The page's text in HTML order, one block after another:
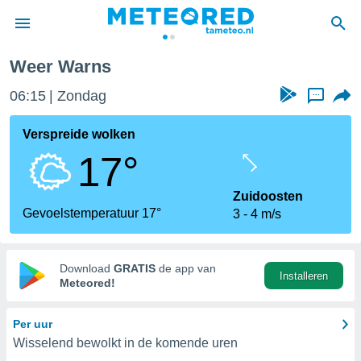
door
verstrekte
hoge
hebt de
voor
op basis
Weer Warns
06:15 Zondag ...
Verspreide wolken
17°
Gevoelstemperatuur 17°
Zuidoosten
3
4 m/s
Download GRATIS de app van
Meteored!
Installeren
Per uur
Wisselend bewolkt in de komende uren